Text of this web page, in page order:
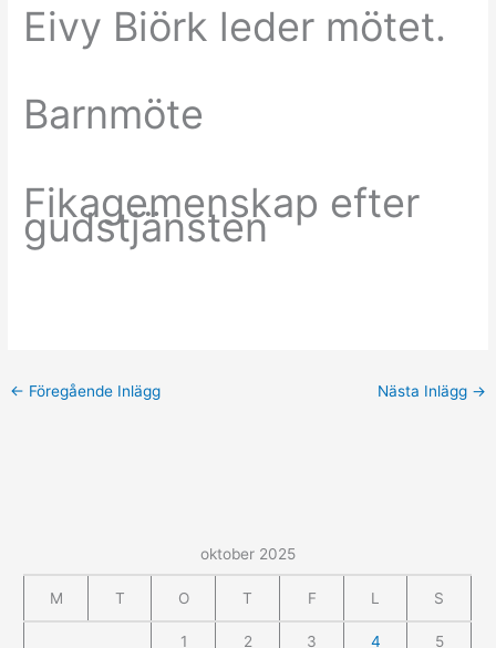
Eivy Biörk leder mötet.
Barnmöte
Fikagemenskap efter
gudstjänsten
← Föregående Inlägg Nästa Inlägg →
oktober 2025
M T O T F L S
1 2 3 4 5